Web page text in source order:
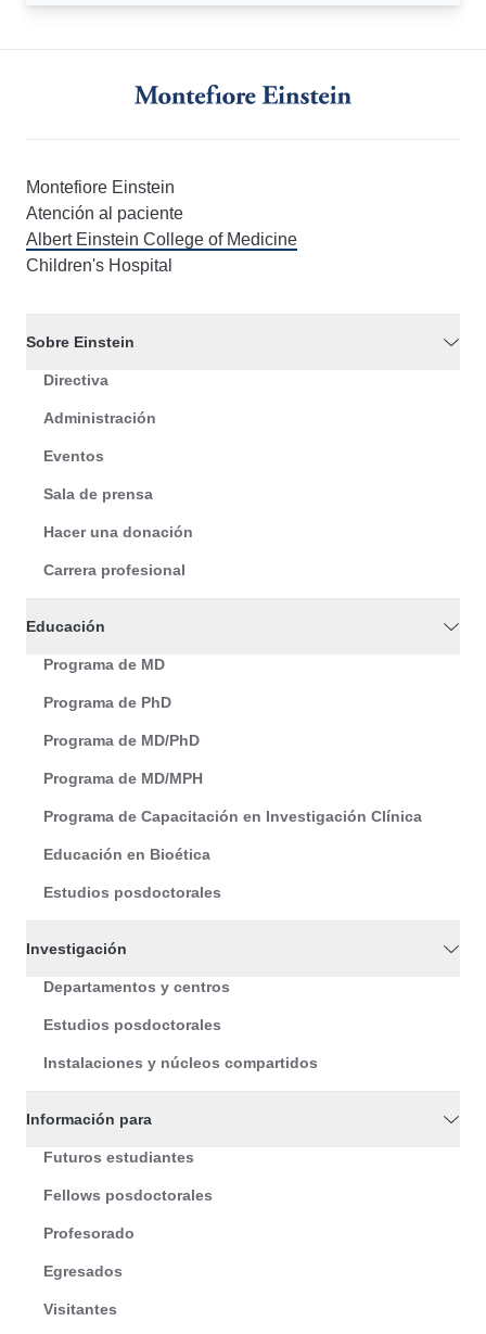
Montefiore Einstein
Atención al paciente
Albert Einstein College of Medicine
Children's Hospital
Sobre Einstein
Directiva
Administración
Eventos
Sala de prensa
Hacer una donación
Carrera profesional
Educación
Programa de MD
Programa de PhD
Programa de MD/PhD
Programa de MD/MPH
Programa de Capacitación en Investigación Clínica
Educación en Bioética
Estudios posdoctorales
Investigación
Departamentos y centros
Estudios posdoctorales
Instalaciones y núcleos compartidos
Información para
Futuros estudiantes
Fellows posdoctorales
Profesorado
Egresados
Visitantes